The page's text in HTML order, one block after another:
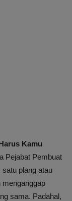
Kamu
Pejabat Pembuat
satu plang atau
menganggap
sama. Padahal,